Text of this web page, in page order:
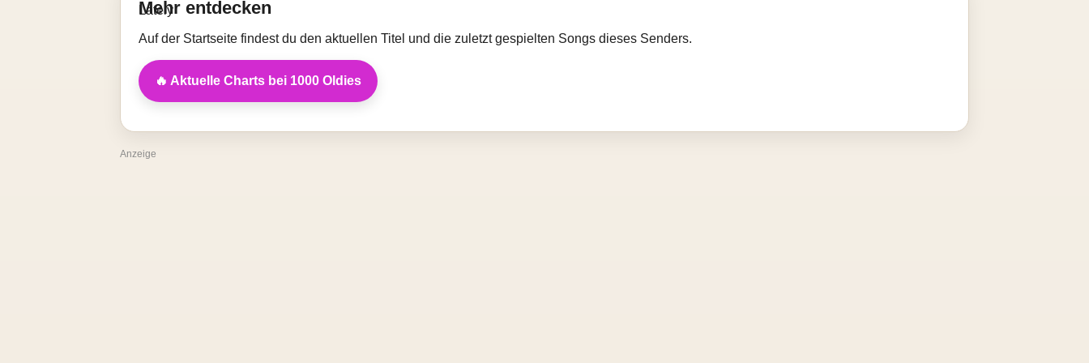
Mehr entdecken
Auf der Startseite findest du den aktuellen Titel und die zuletzt gespielten Songs dieses Senders.
🔥 Aktuelle Charts bei 1000 Oldies
Anzeige